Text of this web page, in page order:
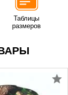
Таблицы
размеров